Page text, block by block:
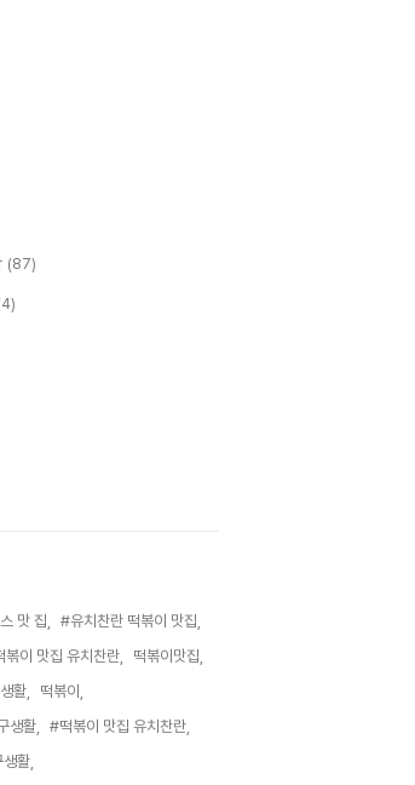
(87)
맛 집,
#유치찬란 떡볶이 맛집,
볶이 맛집 유치찬란,
떡볶이맛집,
활,
떡볶이,
생활,
#떡볶이 맛집 유치찬란,
활,